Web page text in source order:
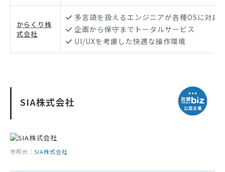
からくり株
式会社
多言語を扱えるエンジニアが各種OSに対応
企画から保守までトータルサービス
UI/UXを考慮した快適な操作環境
SIA株式会社
参照元： SIA株式会社